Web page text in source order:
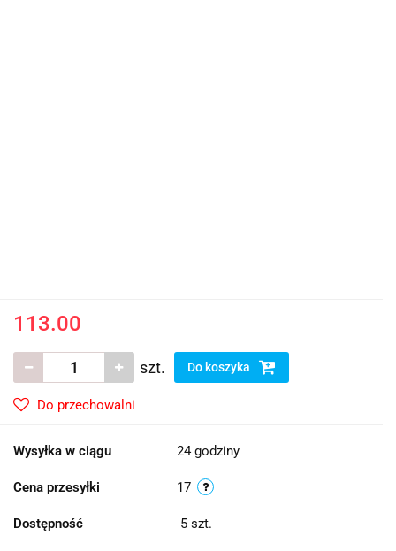
113.00
szt. Do koszyka
Do przechowalni
Wysyłka w ciągu 24 godziny
Cena przesyłki 17
Dostępność 5 szt.